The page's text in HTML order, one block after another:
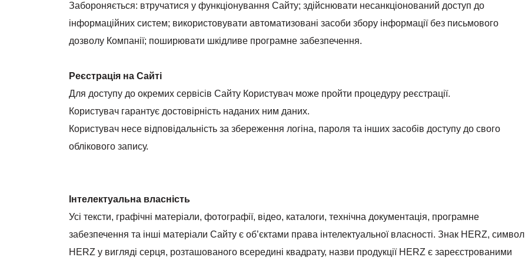
Забороняється: втручатися у функціонування Сайту; здійснювати несанкціонований доступ до
інформаційних систем; використовувати автоматизовані засоби збору інформації без письмового
дозволу Компанії; поширювати шкідливе програмне забезпечення.
Реєстрація на Сайті
Для доступу до окремих сервісів Сайту Користувач може пройти процедуру реєстрації.
Користувач гарантує достовірність наданих ним даних.
Користувач несе відповідальність за збереження логіна, пароля та інших засобів доступу до свого
облікового запису.
Інтелектуальна власність
Усі тексти, графічні матеріали, фотографії, відео, каталоги, технічна документація, програмне
забезпечення та інші матеріали Сайту є об’єктами права інтелектуальної власності. Знак HERZ, символ
HERZ у вигляді серця, розташованого всередині квадрату, назви продукції HERZ є зареєстрованими